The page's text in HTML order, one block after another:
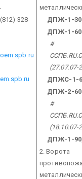
328-
ДПЖ-1-30
ДПЖ-1-60
#
(27.07.07-
ДПЖC-1-
ДПЖ-2-60
#
(18.10.07-
ДПЖ-1-
2. Ворота